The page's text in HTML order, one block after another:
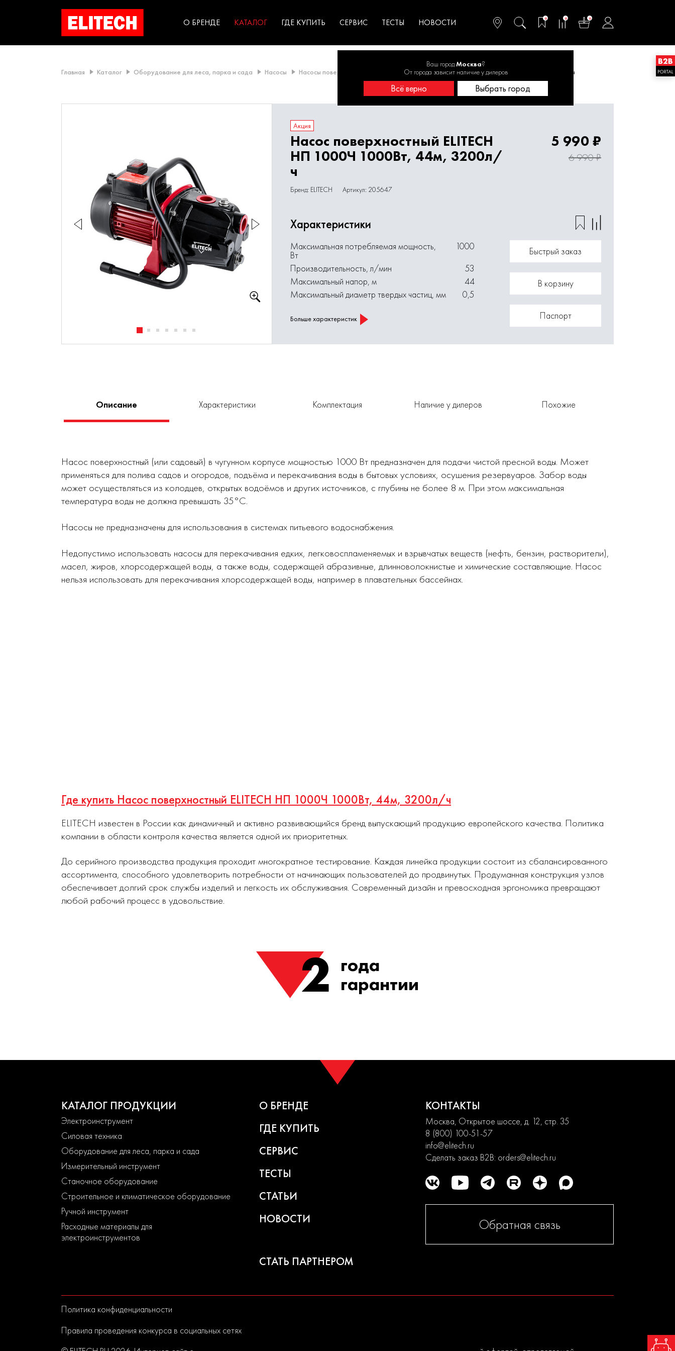
О БРЕНДЕ КАТАЛОГ садоводства
ГДЕ КУПИТЬ СЕРВИС ТЕСТЫ НОВОСТИ 0 0 0
Ваш городМосква?
От города зависит наличие у дилеров
Всё верно Выбрать город
Главная Каталог Оборудование для леса, парка и сада Насосы Насосы поверхностные Насос поверхностный ELITECH НП 1000Ч 1000Вт, 44м, 3200л/ч
Акция
Насос поверхностный ELITECH
НП 1000Ч 1000Вт, 44м, 3200л/
ч
Бренд: ELITECH Артикул: 205647
5 990 ₽
6 990 ₽
Характеристики
Максимальная потребляемая мощность,
Вт
1000
Производительность, л/мин
53
Максимальный напор, м
44
Максимальный диаметр твердых частиц, мм
0,5
Больше характеристик
Быстрый заказ
В корзину
Паспорт
Описание Характеристики Комплектация Наличие у дилеров Похожие
Насос поверхностный (или садовый) в чугунном корпусе мощностью 1000 Вт предназначен для подачи чистой пресной воды. Может
применяться для полива садов и огородов, подъёма и перекачивания воды в бытовых условиях, осушения резервуаров. Забор воды
может осуществляться из колодцев, открытых водоёмов и других источников, с глубины не более 8 м. При этом максимальная
температура воды не должна превышать 35°С.
Насосы не предназначены для использования в системах питьевого водоснабжения.
Недопустимо использовать насосы для перекачивания едких, легковоспламеняемых и взрывчатых веществ (нефть, бензин, растворители),
масел, жиров, хлорсодержащей воды, а также воды, содержащей абразивные, длинноволокнистые и химические составляющие. Насос
нельзя использовать для перекачивания хлорсодержащей воды, например в плавательных бассейнах.
Где купить Насос поверхностный ELITECH НП 1000Ч 1000Вт, 44м, 3200л/ч
ELITECH известен в России как динамичный и активно развивающийся бренд выпускающий продукцию европейского качества. Политика
компании в области контроля качества является одной их приоритетных.
До серийного производства продукция проходит многократное тестирование. Каждая линейка продукции состоит из сбалансированного
ассортимента, способного удовлетворить потребности от начинающих пользователей до продвинутых. Продуманная конструкция узлов
обеспечивает долгий срок службы изделий и легкость их обслуживания. Современный дизайн и превосходная эргономика превращают
любой рабочий процесс в удовольствие.
2 года
гарантии
КАТАЛОГ ПРОДУКЦИИ
Электроинструмент
Силовая техника
Оборудование для леса, парка и сада
Измерительный инструмент
Станочное оборудование
Строительное и климатическое оборудование
Ручной инструмент
Расходные материалы для
электроинструментов
О БРЕНДЕ
ГДЕ КУПИТЬ
СЕРВИС
ТЕСТЫ
СТАТЬИ
НОВОСТИ
СТАТЬ ПАРТНЕРОМ
КОНТАКТЫ
Москва, Открытое шоссе, д. 12, стр. 35
8 (800) 100-51-57
info@elitech.ru
Сделать заказ B2B: orders@elitech.ru
Обратная связь
Политика конфиденциальности
Правила проведения конкурса в социальных сетях